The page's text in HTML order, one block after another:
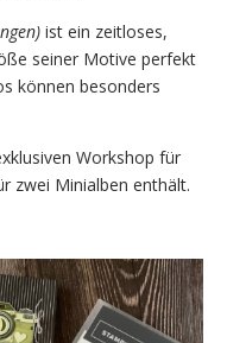
ist ein zeitloses,
seiner Motive perfekt
können besonders
Workshop für
zwei Minialben enthält.